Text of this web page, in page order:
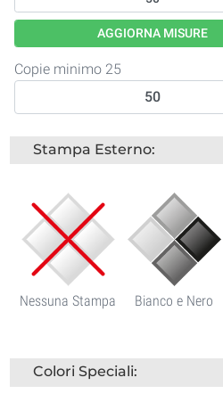
AGGIORNA MISURE
Copie minimo 25
Stampa Esterno:
Nessuna Stampa Bianco e Nero
Colori Speciali: